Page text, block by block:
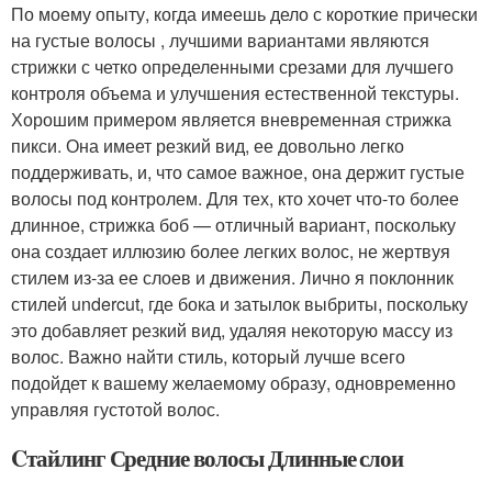
По моему опыту, когда имеешь дело с короткие прически
на густые волосы , лучшими вариантами являются
стрижки с четко определенными срезами для лучшего
контроля объема и улучшения естественной текстуры.
Хорошим примером является вневременная стрижка
пикси. Она имеет резкий вид, ее довольно легко
поддерживать, и, что самое важное, она держит густые
волосы под контролем. Для тех, кто хочет что-то более
длинное, стрижка боб — отличный вариант, поскольку
она создает иллюзию более легких волос, не жертвуя
стилем из-за ее слоев и движения. Лично я поклонник
стилей undercut, где бока и затылок выбриты, поскольку
это добавляет резкий вид, удаляя некоторую массу из
волос. Важно найти стиль, который лучше всего
подойдет к вашему желаемому образу, одновременно
управляя густотой волос.
Cтайлинг Средние волосы Длинные слои